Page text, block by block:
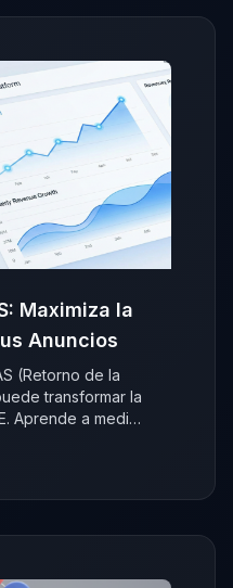
Maximiza la
Anuncios
(Retorno de la
transformar la
Aprende a medir